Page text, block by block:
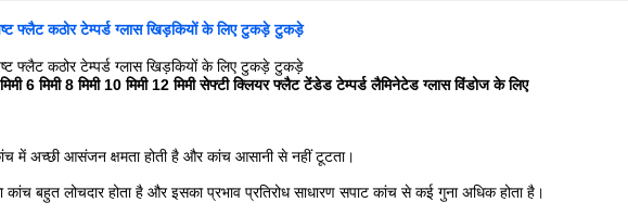
फ्लैट कठोर टेम्पर्ड ग्लास खिड़कियों के लिए टुकड़े टुकड़े
फ्लैट कठोर टेम्पर्ड ग्लास खिड़कियों के लिए टुकड़े टुकड़े
6 मिमी 8 मिमी 10 मिमी 12 मिमी सेफ्टी क्लियर फ्लैट टेंडेड टेम्पर्ड लैमिनेटेड ग्लास विंडोज के लिए
में अच्छी आसंजन क्षमता होती है और कांच आसानी से नहीं टूटता।
बहुत लोचदार होता है और इसका प्रभाव प्रतिरोध साधारण सपाट कांच से कई गुना अधिक होता है।